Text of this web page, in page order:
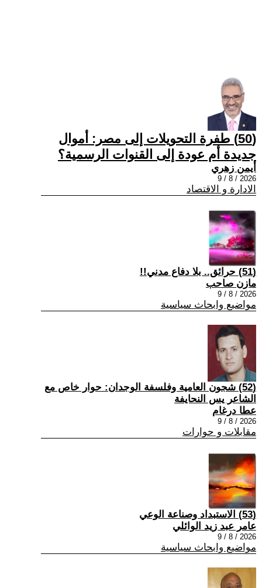
(50) طفرة التحويلات إلى مصر: أموال
جديدة أم عودة إلى القنوات الرسمية؟
أيمن زهري
2026 / 8 / 9
الادارة و الاقتصاد
(51) حرائق.. بلا دفاع مدني!!
مازن صاحب
2026 / 8 / 9
مواضيع وابحاث سياسية
(52) شجون العامية وفلسفة الوجدان: حوار خاص مع
الشاعر يس النحايفة
عطا درغام
2026 / 8 / 9
مقابلات و حوارات
(53) الاستبداد وصناعة الوعي
عامر عبد زيد الوائلي
2026 / 8 / 9
مواضيع وابحاث سياسية